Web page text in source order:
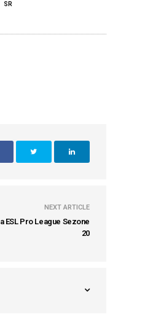
SR
NEXT ARTICLE
ESL Pro League Sezone
20